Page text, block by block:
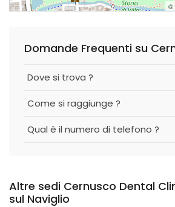
©
Dove si trova ?
Come si raggiunge ?
Qual è il numero di telefono ?
Altre sedi Cernusco Dental
sul Naviglio